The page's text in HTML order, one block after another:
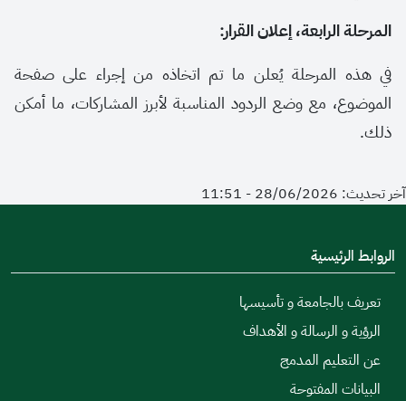
المرحلة الرابعة، إعلان القرار:
في هذه المرحلة يُعلن ما تم اتخاذه من إجراء على صفحة
الموضوع، مع وضع الردود المناسبة لأبرز المشاركات، ما أمكن
ذلك.
آخر تحديث: 28/06/2026 - 11:51
الروابط الرئيسية
تعريف بالجامعة و تأسيسها
الرؤية و الرسالة و الأهداف
عن التعليم المدمج
البيانات المفتوحة